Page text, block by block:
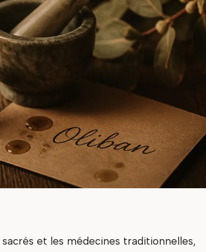
et les médecines traditionnelles,